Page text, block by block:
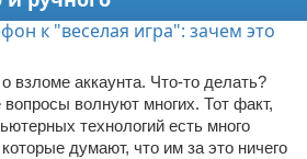
взломе аккаунта. Что-то делать?
вопросы волнуют многих. Тот факт,
технологий есть много
думают, что им за это ничего